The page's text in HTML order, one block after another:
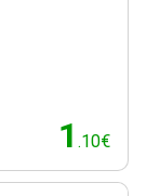
1 .10€